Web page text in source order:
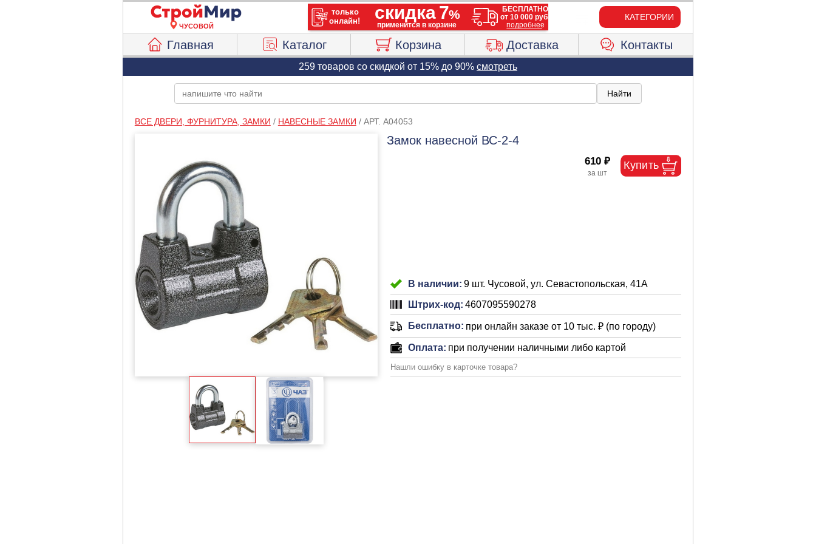
ЧУСОВОЙ
КАТЕГОРИИ
Главная Каталог Корзина Доставка Контакты
259 товаров со скидкой от 15% до 90% смотреть
ВСЕ ДВЕРИ, ФУРНИТУРА, ЗАМКИ / НАВЕСНЫЕ ЗАМКИ / АРТ. A04053
Замок навесной ВС-2-4
610 ₽
В наличии: 9 шт. Чусовой, ул. Севастопольская, 41А
Штрих-код: 4607095590278
Бесплатно: при онлайн заказе от 10 тыс. ₽ (по городу)
Оплата: при получении наличными либо картой
Нашли ошибку в карточке товара?